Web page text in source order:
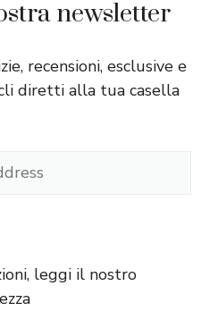
newsletter
recensioni, esclusive e
diretti alla tua casella
leggi il nostro